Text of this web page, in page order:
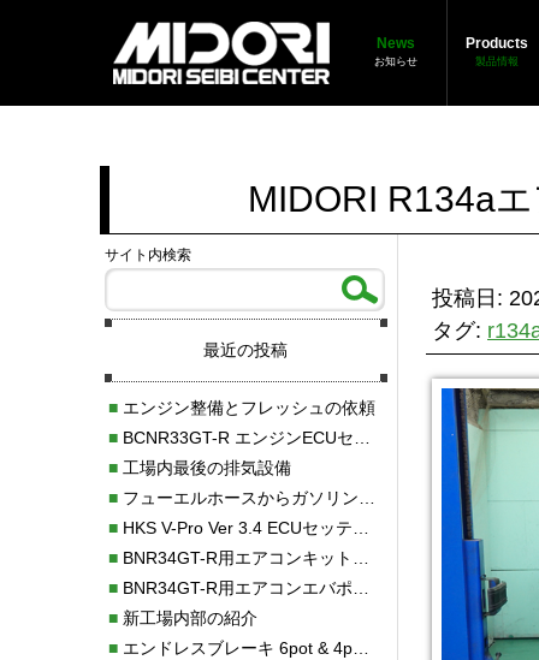
News
お知らせ
Products
製品情報
MIDORI R134a
投稿日:
タグ:
サイト内検索
最近の投稿
■エンジン整備とフレッシュの依頼
■BCNR33GT-R エンジンECUセッティング調整
■工場内最後の排気設備
■フューエルホースからガソリン漏れ
■HKS V-Pro Ver 3.4 ECUセッティング
■BNR34GT-R用エアコンキット新発売！！
■BNR34GT-R用エアコンエバポレーターを新発売！！
■新工場内部の紹介
■エンドレスブレーキ 6pot & 4potオーバーホール